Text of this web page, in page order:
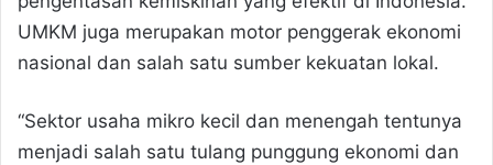
UMKM juga merupakan motor penggerak ekonomi
nasional dan salah satu sumber kekuatan lokal.
“Sektor usaha mikro kecil dan menengah tentunya
menjadi salah satu tulang punggung ekonomi dan